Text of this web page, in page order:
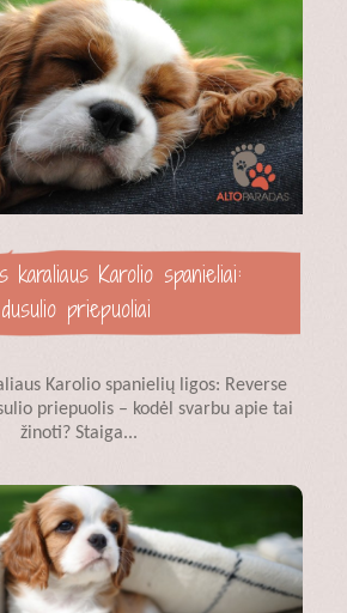
karaliaus Karolio spanieliai:
dusulio priepuoliai
Karolio spanielių ligos: Reverse
priepuolis – kodėl svarbu apie tai
žinoti? Staiga...